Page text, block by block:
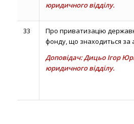
юридичного відділу.
33
Про приватизацію
фонду, що знаходиться за
Доповідач: Дицьо Ігор
юридичного відділу.